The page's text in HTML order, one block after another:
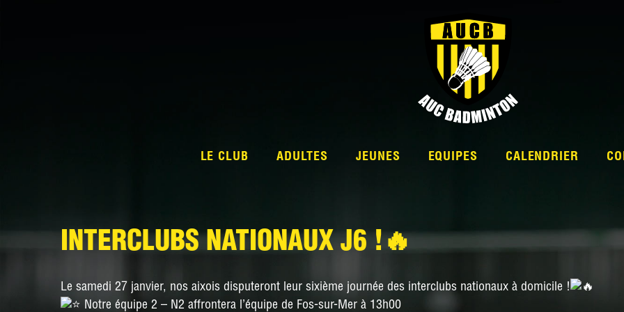
LE CLUB ADULTES JEUNES EQUIPES CALENDRIER
INTERCLUBS NATIONAUX J6 !🔥
Le samedi 27 janvier, nos aixois disputeront leur sixième journée des interclubs nationaux à domicile !
Notre équipe 2 – N2 affrontera l’équipe de Fos-sur-Mer à 13h00